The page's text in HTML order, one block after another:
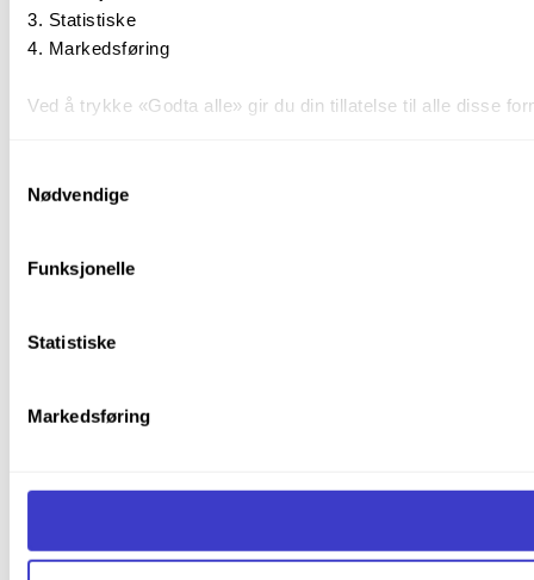
Statistiske
Markedsføring
Ved å trykke «Godta alle» gir du din tillatelse til alle disse
Nødvendige
Funksjonelle
Statistiske
Markedsføring